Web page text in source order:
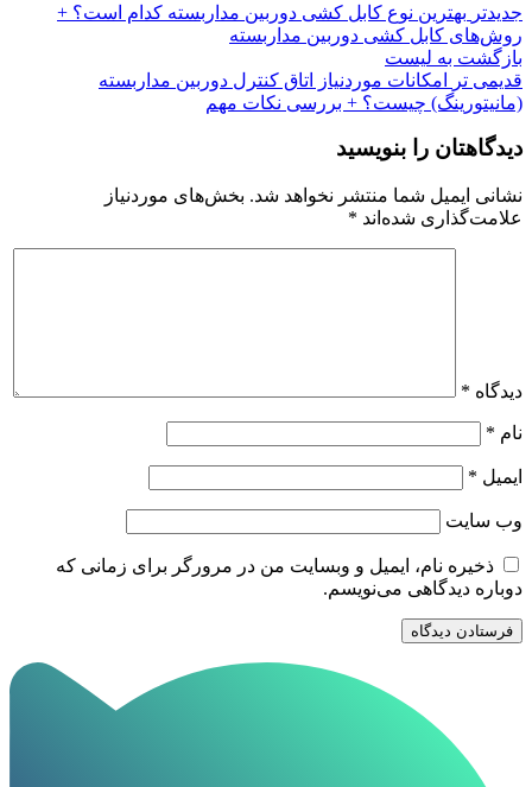
جدیدتر بهترین نوع کابل کشی دوربین مداربسته کدام است؟ +
روش‌های کابل کشی دوربین مداربسته
بازگشت به لیست
قدیمی تر
امکانات موردنیاز اتاق کنترل دوربین مداربسته
(مانیتورینگ) چیست؟ + بررسی نکات مهم
دیدگاهتان را بنویسید
نشانی ایمیل شما منتشر نخواهد شد. بخش‌های موردنیاز
علامت‌گذاری شده‌اند *
دیدگاه *
نام *
ایمیل *
وب‌ سایت
ذخیره نام، ایمیل و وبسایت من در مرورگر برای زمانی که
دوباره دیدگاهی می‌نویسم.